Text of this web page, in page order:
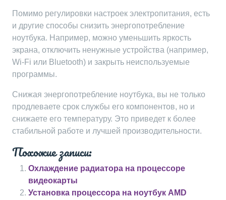
Помимо регулировки настроек электропитания, есть
и другие способы снизить энергопотребление
ноутбука. Например, можно уменьшить яркость
экрана, отключить ненужные устройства (например,
Wi-Fi или Bluetooth) и закрыть неиспользуемые
программы.
Снижая энергопотребление ноутбука, вы не только
продлеваете срок службы его компонентов, но и
снижаете его температуру. Это приведет к более
стабильной работе и лучшей производительности.
Похожие записи:
Охлаждение радиатора на процессоре
видеокарты
Установка процессора на ноутбук AMD